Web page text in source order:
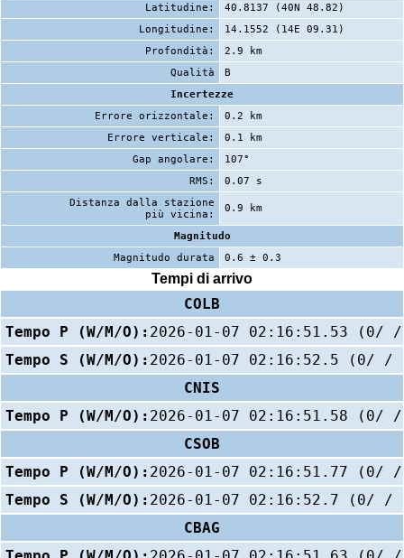
Latitudine:
40.8137 (40N 48.82)
Longitudine:
14.1552 (14E 09.31)
Profondità:
2.9 km
Qualità
B
Incertezze
Errore orizzontale:
0.2 km
Errore verticale:
0.1 km
Gap angolare:
107°
RMS:
0.07 s
Distanza dalla stazione
più vicina:
0.9 km
Magnitudo
Magnitudo durata
0.6 ± 0.3
Tempi di arrivo
COLB
Tempo P (W/M/O): 2026-01-07 02:16:51.53 (0/
Tempo S (W/M/O): 2026-01-07 02:16:52.5 (0/ /
CNIS
Tempo P (W/M/O): 2026-01-07 02:16:51.58 (0/
CSOB
Tempo P (W/M/O): 2026-01-07 02:16:51.77 (0/
Tempo S (W/M/O): 2026-01-07 02:16:52.7 (0/ /
CBAG